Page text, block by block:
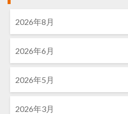
2026年8月
2026年6月
2026年5月
2026年3月